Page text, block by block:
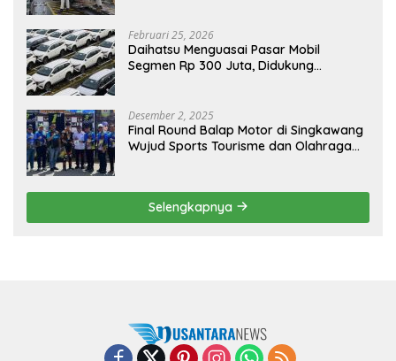
Februari 25, 2026
Daihatsu Menguasai Pasar Mobil
Segmen Rp 300 Juta, Didukung
Desember 2, 2025
Final Round Balap Motor di Singkawang
Wujud Sports Tourisme dan Olahraga
Selengkapnya